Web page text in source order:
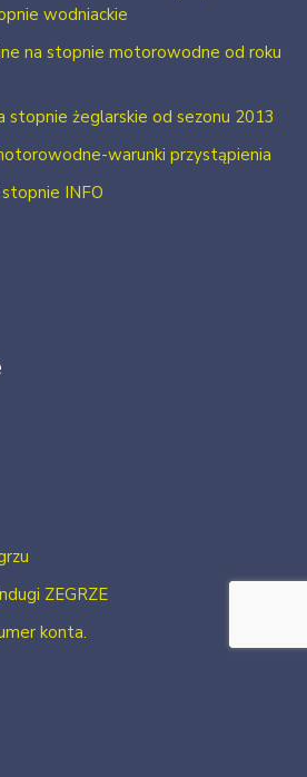
wodniackie
na stopnie motorowodne od roku
stopnie żeglarskie od sezonu 2013
warunki przystąpienia
INFO
ZEGRZE
konta.